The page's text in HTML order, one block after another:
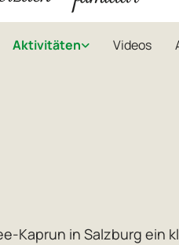
Aktivitäten Videos
Kaprun in Salzburg ein